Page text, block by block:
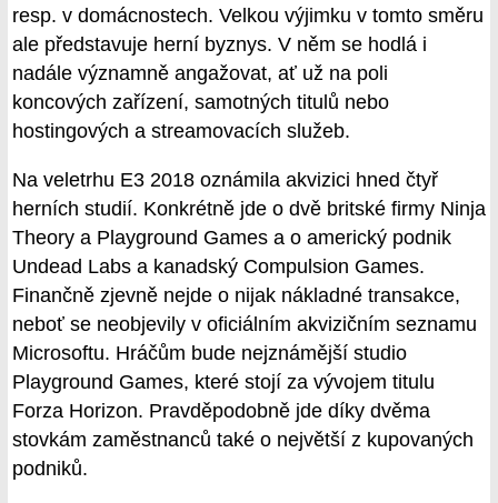
resp. v domácnostech. Velkou výjimku v tomto směru
ale představuje herní byznys. V něm se hodlá i
nadále významně angažovat, ať už na poli
koncových zařízení, samotných titulů nebo
hostingových a streamovacích služeb.
Na veletrhu E3 2018 oznámila akvizici hned čtyř
herních studií. Konkrétně jde o dvě britské firmy Ninja
Theory a Playground Games a o americký podnik
Undead Labs a kanadský Compulsion Games.
Finančně zjevně nejde o nijak nákladné transakce,
neboť se neobjevily v oficiálním akvizičním seznamu
Microsoftu. Hráčům bude nejznámější studio
Playground Games, které stojí za vývojem titulu
Forza Horizon. Pravděpodobně jde díky dvěma
stovkám zaměstnanců také o největší z kupovaných
podniků.